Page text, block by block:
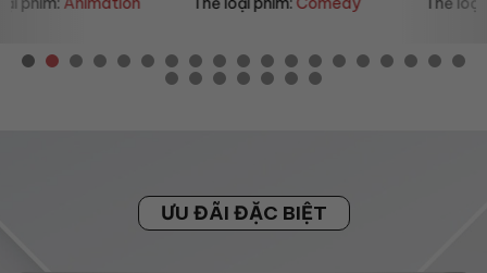
ƯU ĐÃI ĐẶC BIỆT